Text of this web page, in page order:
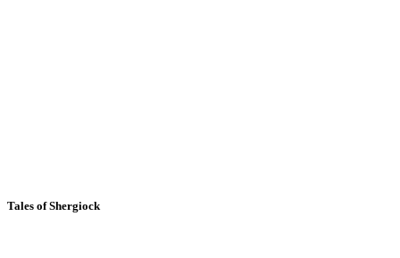
Tales of Shergiock